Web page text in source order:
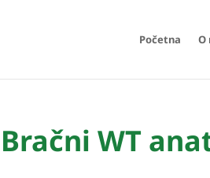
Početna O
Bračni WT